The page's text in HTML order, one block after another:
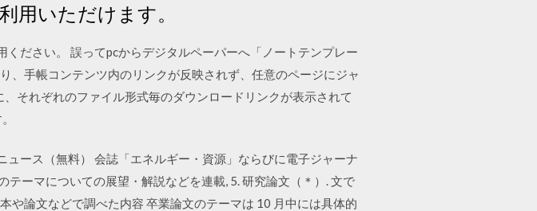
用いただけます。
ださい。 誤ってpcからデジタルペーパーへ「ノートテンプレー
、手帳コンテンツ内のリンクが反映されず、任意のページにジャ
それぞれのファイル形式毎のダウンロードリンクが表示されて
ュース（無料） 会誌「エネルギー・資源」ならびに電子ジャーナ
ーマについての展望・解説などを連載, 5. 研究論文（＊）. 文で
や論文などで調べた内容 卒業論文のテーマは 10 月中には具体的